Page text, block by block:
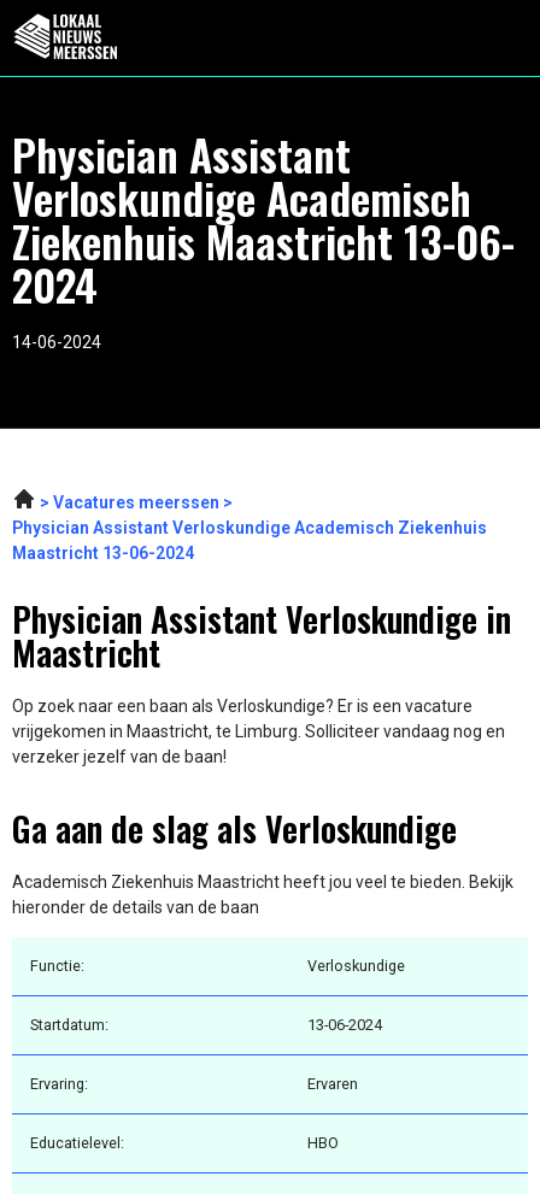
Physician Assistant
Verloskundige Academisch
Ziekenhuis Maastricht 13-06-
2024
14-06-2024
Vacatures meerssen
Physician Assistant Verloskundige Academisch Ziekenhuis
Maastricht 13-06-2024
Physician Assistant Verloskundige in
Maastricht
Op zoek naar een baan als Verloskundige? Er is een vacature
vrijgekomen in Maastricht, te Limburg. Solliciteer vandaag nog en
verzeker jezelf van de baan!
Ga aan de slag als Verloskundige
Academisch Ziekenhuis Maastricht heeft jou veel te bieden. Bekijk
hieronder de details van de baan
Functie: Verloskundige
Startdatum: 13-06-2024
Ervaring: Ervaren
Educatielevel: HBO